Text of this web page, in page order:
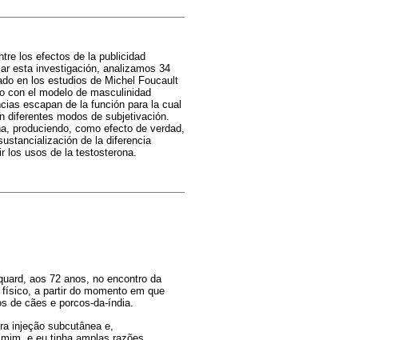
los efectos de la publicidad
esta investigación, analizamos 34
en los estudios de Michel Foucault
con el modelo de masculinidad
escapan de la función para la cual
diferentes modos de subjetivación.
produciendo, como efecto de verdad,
de la diferencia
los usos de la testosterona.
aos 72 anos, no encontro da
a partir do momento em que
de cães e porcos-da-índia.
injeção subcutânea e,